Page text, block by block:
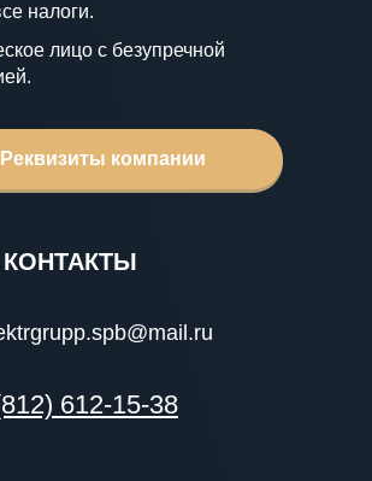
налоги.
лицо с безупречной
Реквизиты компании
612-15-38